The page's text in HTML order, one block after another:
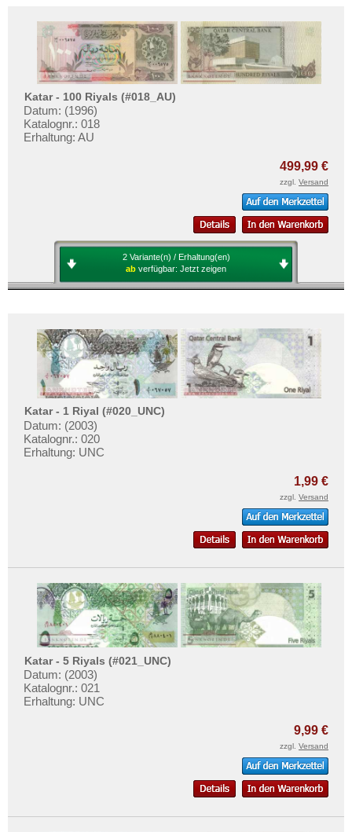
Katar - 100 Riyals (#018_AU)
Datum: (1996)
Katalognr.: 018
Erhaltung: AU
499,99 €
zzgl. Versand
2 Variante(n) / Erhaltung(en)
ab verfügbar: Jetzt zeigen
Katar - 1 Riyal (#020_UNC)
Datum: (2003)
Katalognr.: 020
Erhaltung: UNC
1,99 €
zzgl. Versand
Katar - 5 Riyals (#021_UNC)
Datum: (2003)
Katalognr.: 021
Erhaltung: UNC
9,99 €
zzgl. Versand